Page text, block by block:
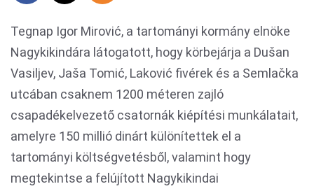
Tegnap Igor Mirović, a tartományi kormány elnöke
Nagykikindára látogatott, hogy körbejárja a Dušan
Vasiljev, Jaša Tomić, Laković fivérek és a Semlačka
utcában csaknem 1200 méteren zajló
csapadékelvezető csatornák kiépítési munkálatait,
amelyre 150 millió dinárt különítettek el a
tartományi költségvetésből, valamint hogy
megtekintse a felújított Nagykikindai